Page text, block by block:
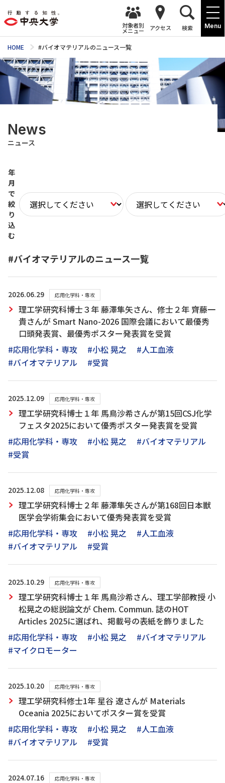
Menu
対象者別
メニュー アクセス 検索
HOME #バイオマテリアルのニュース一覧
News
ニュース
年
月
で
絞
り
込
む
#バイオマテリアルのニュース一覧
2026.06.29 応用化学科・専攻
理工学研究科博士３年 藤澤隼矢さん、修士２年 齊藤一
貴さんが Smart Nano-2026 国際会議において最優秀
口頭発表賞、最優秀ポスター発表賞を受賞
#応用化学科・専攻
#小松 晃之
#人工血液
#バイオマテリアル
#受賞
2025.12.09 応用化学科・専攻
理工学研究科博士１年 馬鳥沙希さんが第15回CSJ化学
フェスタ2025において優秀ポスター発表賞を受賞
#応用化学科・専攻
#小松 晃之
#バイオマテリアル
#受賞
2025.12.08 応用化学科・専攻
理工学研究科博士２年 藤澤隼矢さんが第168回日本獣
医学会学術集会において優秀発表賞を受賞
#応用化学科・専攻
#小松 晃之
#人工血液
#バイオマテリアル
#受賞
2025.10.29 応用化学科・専攻
理工学研究科博士１年 馬鳥沙希さん、理工学部教授 小
松晃之の総説論文が Chem. Commun. 誌のHOT
Articles 2025に選ばれ、掲載号の表紙を飾りました
#応用化学科・専攻
#小松 晃之
#バイオマテリアル
#マイクロモーター
2025.10.20 応用化学科・専攻
理工学研究科修士1年 星谷 遼さんが Materials
Oceania 2025においてポスター賞を受賞
#応用化学科・専攻
#小松 晃之
#人工血液
#バイオマテリアル
#受賞
2024.07.16 応用化学科・専攻